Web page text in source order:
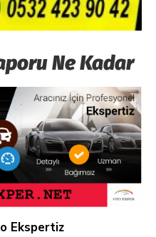
Ne Kadar
Ekspertiz